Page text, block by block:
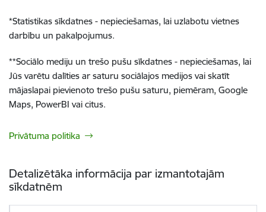
*Statistikas sīkdatnes - nepieciešamas, lai uzlabotu vietnes
darbību un pakalpojumus.
**Sociālo mediju un trešo pušu sīkdatnes - nepieciešamas, lai
Jūs varētu dalīties ar saturu sociālajos medijos vai skatīt
mājaslapai pievienoto trešo pušu saturu, piemēram, Google
Maps, PowerBI vai citus.
Privātuma politika
Detalizētāka informācija par izmantotajām
sīkdatnēm